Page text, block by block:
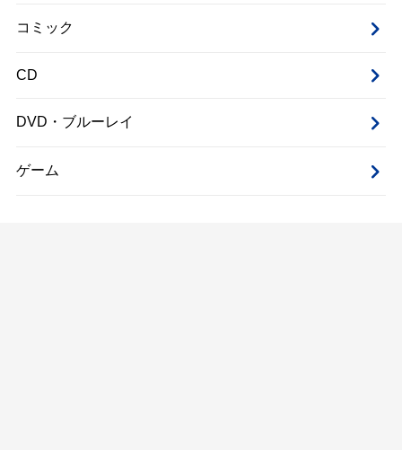
コミック
CD
DVD・ブルーレイ
ゲーム